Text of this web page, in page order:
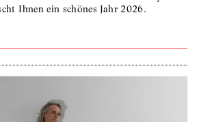
Ihnen ein schönes Jahr 2026.